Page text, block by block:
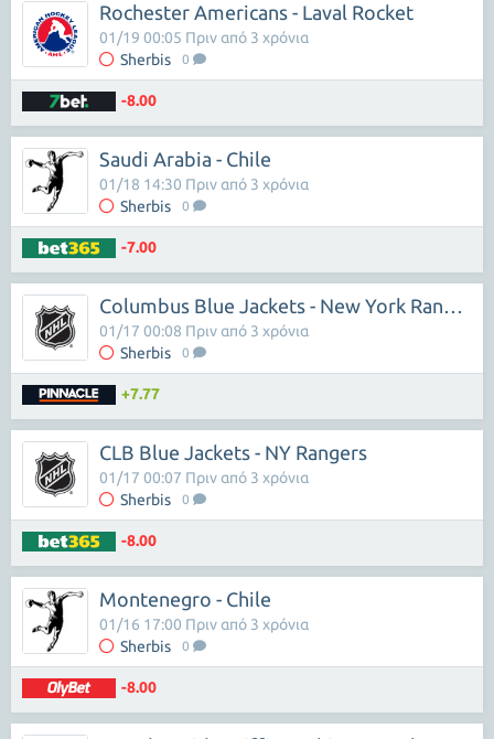
Rochester Americans - Laval Rocket
Sherbis 0
01/19 00:05 Πριν από 3 χρόνια
-8.00
Saudi Arabia - Chile
Sherbis 0
01/18 14:30 Πριν από 3 χρόνια
-7.00
Columbus Blue Jackets - New York Rangers
Sherbis 0
01/17 00:08 Πριν από 3 χρόνια
+7.77
CLB Blue Jackets - NY Rangers
Sherbis 0
01/17 00:07 Πριν από 3 χρόνια
-8.00
Montenegro - Chile
Sherbis 0
01/16 17:00 Πριν από 3 χρόνια
-8.00